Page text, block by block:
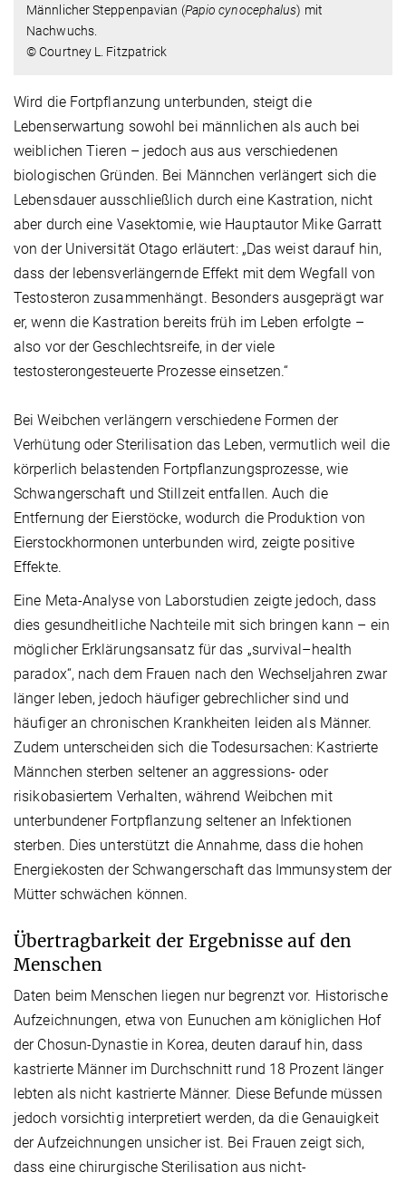
Männlicher Steppenpavian (Papio cynocephalus) mit
Nachwuchs.
© Courtney L. Fitzpatrick
Wird die Fortpflanzung unterbunden, steigt die
Lebenserwartung sowohl bei männlichen als auch bei
weiblichen Tieren – jedoch aus aus verschiedenen
biologischen Gründen. Bei Männchen verlängert sich die
Lebensdauer ausschließlich durch eine Kastration, nicht
aber durch eine Vasektomie, wie Hauptautor Mike Garratt
von der Universität Otago erläutert: „Das weist darauf hin,
dass der lebensverlängernde Effekt mit dem Wegfall von
Testosteron zusammenhängt. Besonders ausgeprägt war
er, wenn die Kastration bereits früh im Leben erfolgte –
also vor der Geschlechtsreife, in der viele
testosterongesteuerte Prozesse einsetzen.“
Bei Weibchen verlängern verschiedene Formen der
Verhütung oder Sterilisation das Leben, vermutlich weil die
körperlich belastenden Fortpflanzungsprozesse, wie
Schwangerschaft und Stillzeit entfallen. Auch die
Entfernung der Eierstöcke, wodurch die Produktion von
Eierstockhormonen unterbunden wird, zeigte positive
Effekte.
Eine Meta-Analyse von Laborstudien zeigte jedoch, dass
dies gesundheitliche Nachteile mit sich bringen kann – ein
möglicher Erklärungsansatz für das „survival–health
paradox“, nach dem Frauen nach den Wechseljahren zwar
länger leben, jedoch häufiger gebrechlicher sind und
häufiger an chronischen Krankheiten leiden als Männer.
Zudem unterscheiden sich die Todesursachen: Kastrierte
Männchen sterben seltener an aggressions- oder
risikobasiertem Verhalten, während Weibchen mit
unterbundener Fortpflanzung seltener an Infektionen
sterben. Dies unterstützt die Annahme, dass die hohen
Energiekosten der Schwangerschaft das Immunsystem der
Mütter schwächen können.
Übertragbarkeit der Ergebnisse auf den
Menschen
Daten beim Menschen liegen nur begrenzt vor. Historische
Aufzeichnungen, etwa von Eunuchen am königlichen Hof
der Chosun-Dynastie in Korea, deuten darauf hin, dass
kastrierte Männer im Durchschnitt rund 18 Prozent länger
lebten als nicht kastrierte Männer. Diese Befunde müssen
jedoch vorsichtig interpretiert werden, da die Genauigkeit
der Aufzeichnungen unsicher ist. Bei Frauen zeigt sich,
dass eine chirurgische Sterilisation aus nicht-